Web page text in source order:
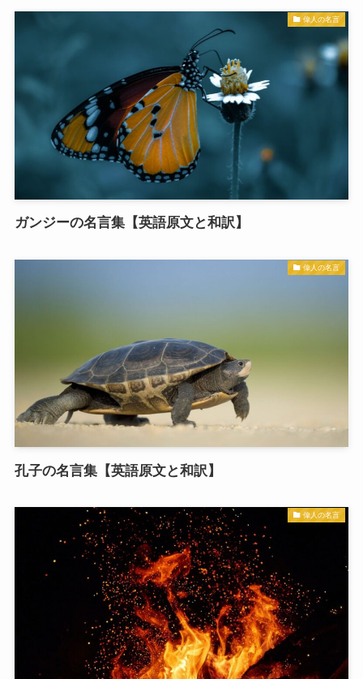
偉人の名言
ガンジーの名言集【英語原文と和訳】
偉人の名言
孔子の名言集【英語原文と和訳】
偉人の名言